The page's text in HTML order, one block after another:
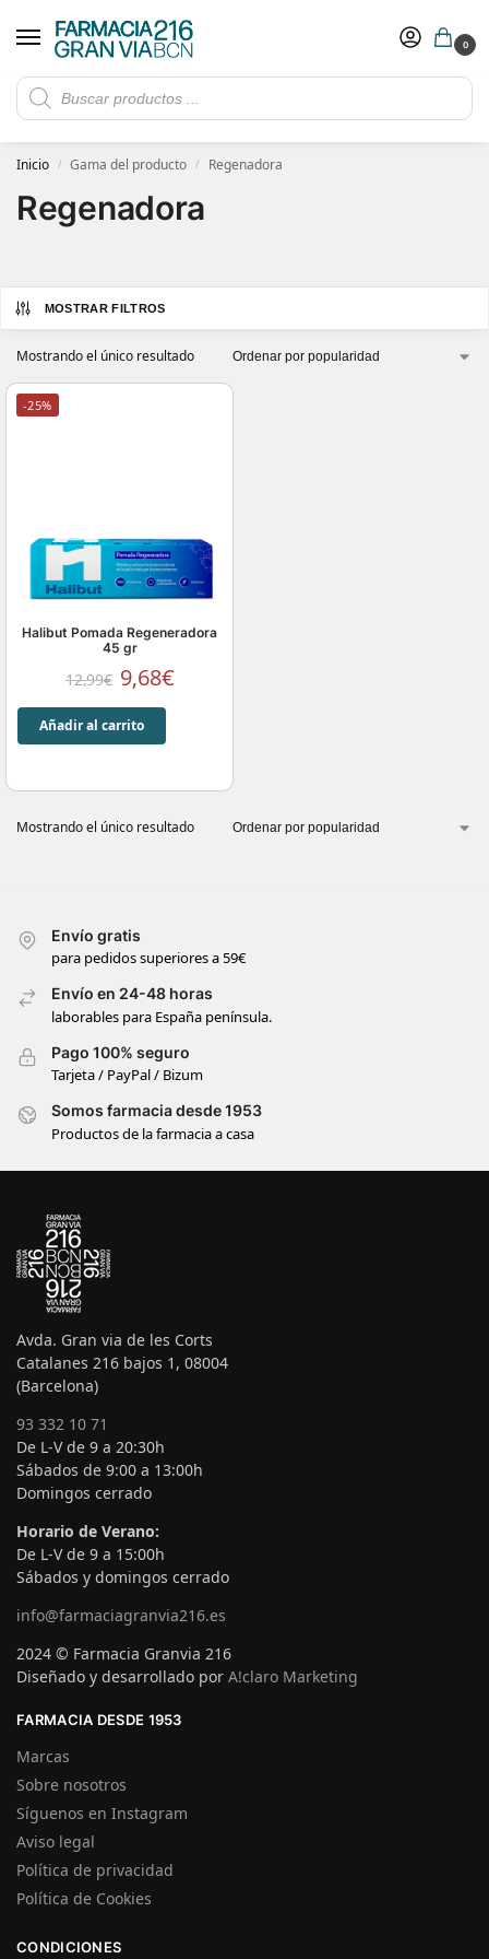
0
Rebajas de verano hasta -30%
​ 5€ de descuento con el cupón 5GRANVIA (compras superiores a 150€)
Inicio / Gama del producto / Regenadora
Regenadora
MOSTRAR FILTROS
Mostrando el único resultado
-25%
Halibut Pomada Regeneradora
45 gr
12,99€ 9,68€
Añadir al carrito
Mostrando el único resultado
Envío gratis
para pedidos superiores a 59€
Envío en 24-48 horas
laborables para España península.
Pago 100% seguro
Tarjeta / PayPal / Bizum
Somos farmacia desde 1953
Productos de la farmacia a casa
Avda. Gran via de les Corts
Catalanes 216 bajos 1, 08004
(Barcelona)
93 332 10 71
De L-V de 9 a 20:30h
Sábados de 9:00 a 13:00h
Domingos cerrado
Horario de Verano:
De L-V de 9 a 15:00h
Sábados y domingos cerrado
info@farmaciagranvia216.es
2024 © Farmacia Granvia 216
Diseñado y desarrollado por A!claro Marketing
FARMACIA DESDE 1953
Marcas
Sobre nosotros
Síguenos en Instagram
Aviso legal
Política de privacidad
Política de Cookies
CONDICIONES